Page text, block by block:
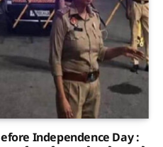
Independence Day :